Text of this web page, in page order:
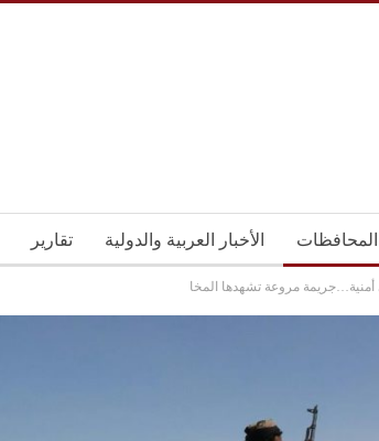
المحافظات الأخبار العربية والدولية تقارير
مروعة تشهدها المخا